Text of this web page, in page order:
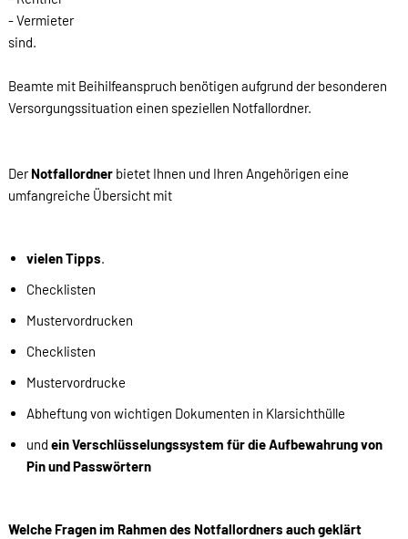
- Vermieter
sind.
Beamte mit Beihilfeanspruch benötigen aufgrund der besonderen
Versorgungssituation einen speziellen Notfallordner.
DerNotfallordner bietet Ihnen und Ihren Angehörigen eine
umfangreiche Übersicht mit
vielen Tipps.
Checklisten
Mustervordrucken
Checklisten
Mustervordrucke
Abheftung von wichtigen Dokumenten in Klarsichthülle
und ein Verschlüsselungssystem für die Aufbewahrung von
Pin und Passwörtern
Welche Fragen im Rahmen des Notfallordners auch geklärt